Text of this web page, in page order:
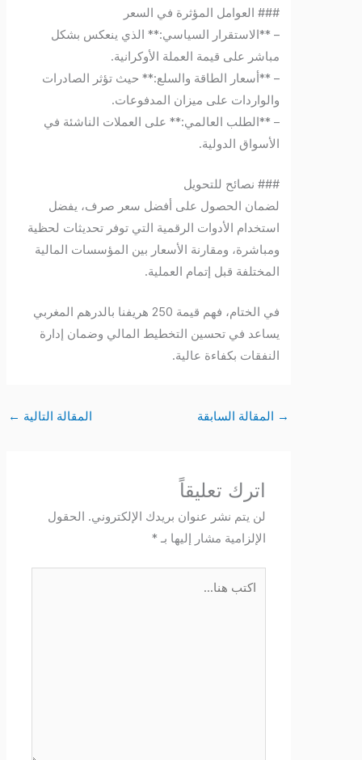
### العوامل المؤثرة في السعر
– **الاستقرار السياسي:** الذي ينعكس بشكل
مباشر على قيمة العملة الأوكرانية.
– **أسعار الطاقة والسلع:** حيث تؤثر الصادرات
والواردات على ميزان المدفوعات.
– **الطلب العالمي:** على العملات الناشئة في
الأسواق الدولية.
### نصائح للتحويل
لضمان الحصول على أفضل سعر صرف، يفضل
استخدام الأدوات الرقمية التي توفر تحديثات لحظية
ومباشرة، ومقارنة الأسعار بين المؤسسات المالية
المختلفة قبل إتمام العملية.
في الختام، فهم قيمة 250 هريفنا بالدرهم المغربي
يساعد في تحسين التخطيط المالي وضمان إدارة
النفقات بكفاءة عالية.
المقالة السابقة المقالة التالية←
اترك تعليقاً
لن يتم نشر عنوان بريدك الإلكتروني. الحقول
الإلزامية مشار إليها بـ*